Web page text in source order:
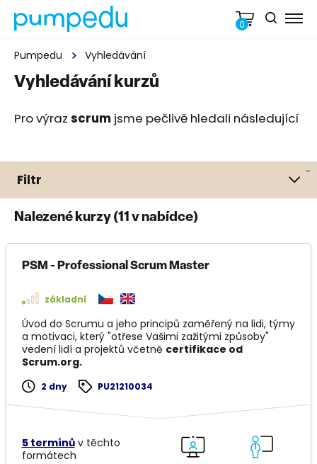
0
Pumpedu Vyhledávání
Vyhledávání kurzů
Pro výraz scrum jsme pečlivě hledali následující
Filtr
Nalezené kurzy (11 v nabídce)
PSM - Professional Scrum Master
základní
Úvod do Scrumu a jeho principů zaměřený na lidi, týmy
a motivaci, který "otřese Vašimi zažitými způsoby"
vedení lidí a projektů včetně certifikace od
Scrum.org.
2 dny PU21210034
5 termínův těchto
formátech